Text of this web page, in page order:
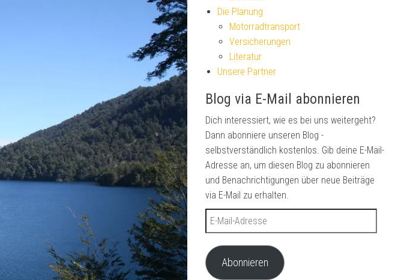
Die Planung
Motorradtransport
Versicherungen
Literatur
Unsere Partner
Blog via E-Mail abonnieren
Dich interessiert, wie es bei uns weitergeht?
Dann abonniere unseren Blog -
selbstverständlich kostenlos. Gib deine E-Mail-
Adresse an, um diesen Blog zu abonnieren
und Benachrichtigungen über neue Beiträge
via E-Mail zu erhalten.
E-Mail-Adresse
Abonnieren